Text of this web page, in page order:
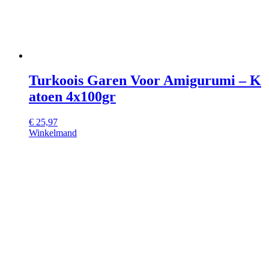
Turkoois Garen Voor Amigurumi – K
atoen 4x100gr
€ 25,97
Winkelmand